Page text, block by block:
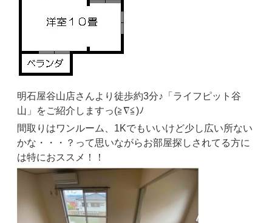
明石屋谷山店さんより徒歩約3分♪「ライフピット谷
山」をご紹介しますっ(≧∇≦)ﾉ
間取りはワンルーム、1Kでもいいけど少し広い所ない
かな・・・？って思いながらお部屋探しされてる方に
は特におススメ！！